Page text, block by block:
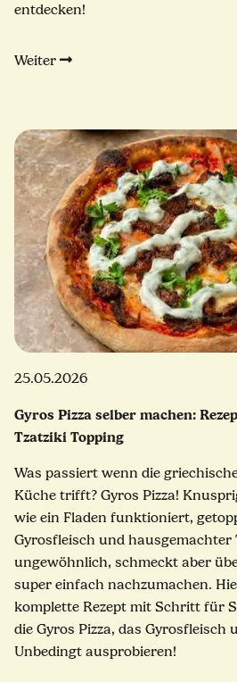
entdecken!
Weiter
25.05.2026
Gyros Pizza selber machen:
Tzatziki Topping
Was passiert wenn die
Küche trifft? Gyros Pizza!
wie ein Fladen funktioniert,
Gyrosfleisch und hausgemachter
ungewöhnlich, schmeckt aber
super einfach nachzumachen.
komplette Rezept mit Schritt für
die Gyros Pizza, das Gyrosfleisch
Unbedingt ausprobieren!